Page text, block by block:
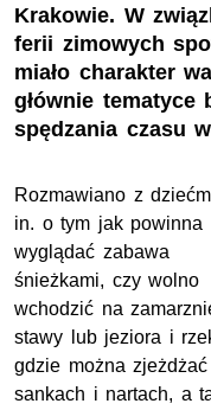
Krakowie. W
ferii zimowych
miało charakter
głównie tematyce
spędzania czasu
Rozmawiano z
in. o tym jak powinna
wyglądać zabawa
śnieżkami, czy wolno
wchodzić na
stawy lub jeziora i
gdzie można
sankach i nartach, a